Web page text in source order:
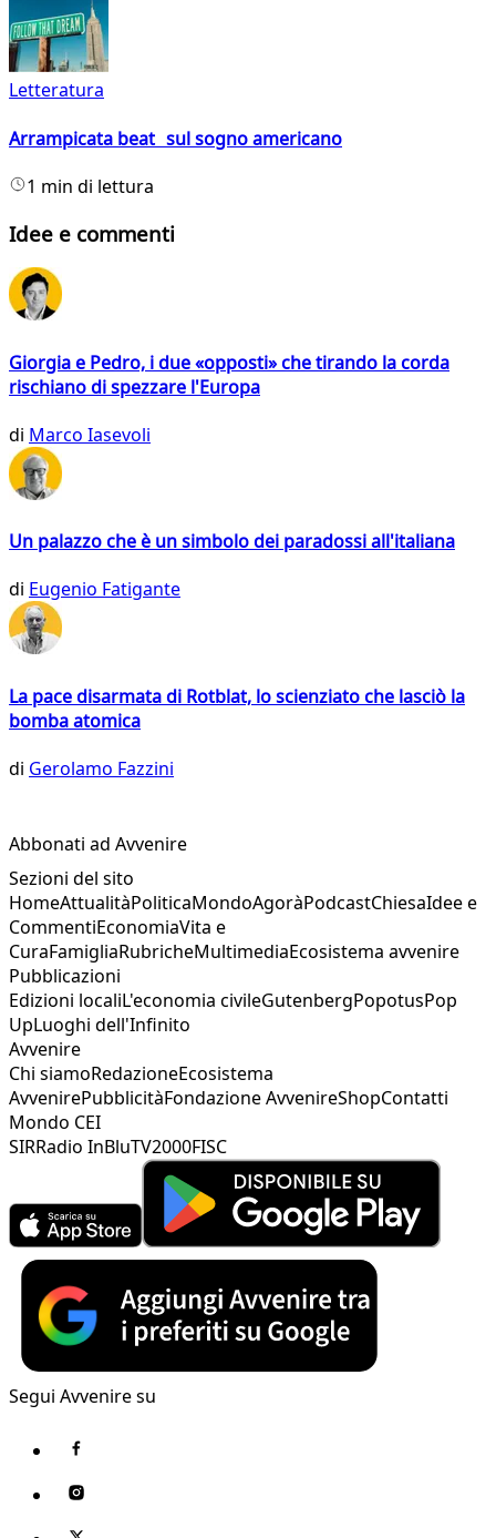
Letteratura
Arrampicata beat sul sogno americano
1 min di lettura
Idee e commenti
Giorgia e Pedro, i due «opposti» che tirando la corda
rischiano di spezzare l'Europa
di Marco Iasevoli
Un palazzo che è un simbolo dei paradossi all'italiana
di Eugenio Fatigante
La pace disarmata di Rotblat, lo scienziato che lasciò la
bomba atomica
di Gerolamo Fazzini
Abbonati ad Avvenire
Sezioni del sito
HomeAttualitàPoliticaMondoAgoràPodcastChiesaIdee e
CommentiEconomiaVita e
CuraFamigliaRubricheMultimediaEcosistema avvenire
Pubblicazioni
Edizioni localiL'economia civileGutenbergPopotusPop
UpLuoghi dell'Infinito
Avvenire
Chi siamoRedazioneEcosistema
AvvenirePubblicitàFondazione AvvenireShopContatti
Mondo CEI
SIRRadio InBluTV2000FISC
Segui Avvenire su